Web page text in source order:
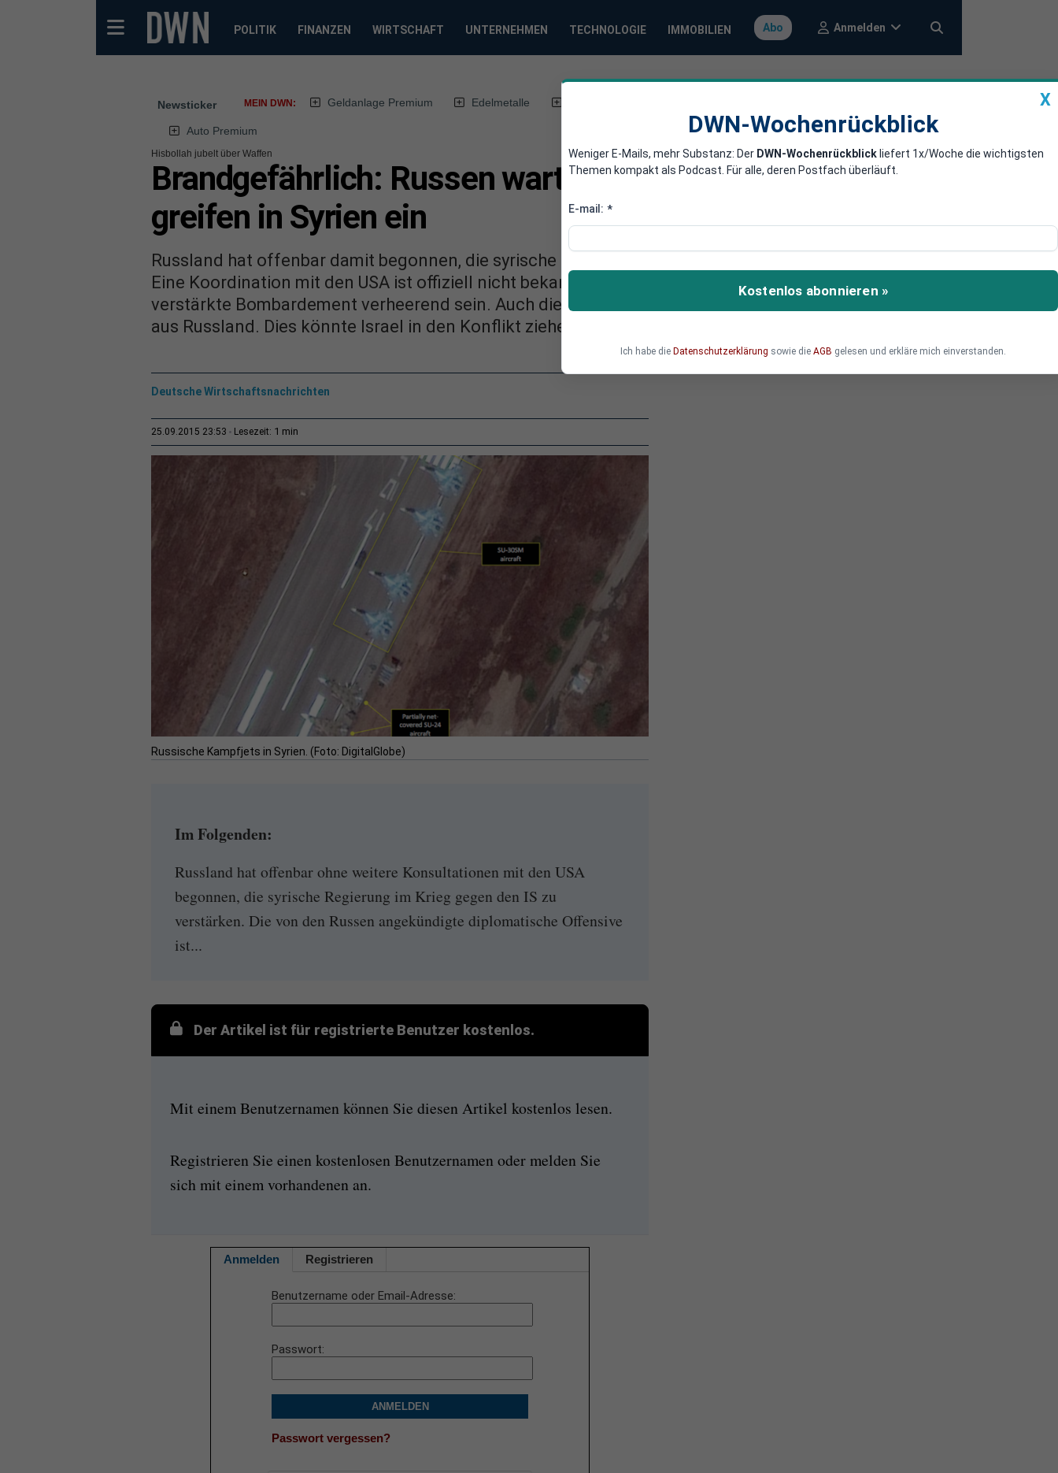
POLITIK FINANZEN WIRTSCHAFT UNTERNEHMEN TECHNOLOGIE IMMOBILIEN Abo Anmelden
Newsticker MEIN DWN: Geldanlage Premium Edelmetalle
Auto Premium
Hisbollah jubelt über Waffen
Brandgefährlich: Russen warten nicht auf die USA und
greifen in Syrien ein
Russland hat offenbar damit begonnen, die syrische Luftwaffe gegen den IS zu unterstützen.
Eine Koordination mit den USA ist offiziell nicht bekannt. Für die Zivilbevölkerung wird das
verstärkte Bombardement verheerend sein. Auch die radikale Hisbollah freut sich über Waffen
aus Russland. Dies könnte Israel in den Konflikt ziehen. Die Entwicklung ist brandgefährlich.
Deutsche Wirtschaftsnachrichten
25.09.2015 23:53 Lesezeit: 1 min
Russische Kampfjets in Syrien. (Foto: DigitalGlobe)
Im Folgenden:
Russland hat offenbar ohne weitere Konsultationen mit den USA
begonnen, die syrische Regierung im Krieg gegen den IS zu
verstärken. Die von den Russen angekündigte diplomatische Offensive
ist...
Der Artikel ist für registrierte Benutzer kostenlos.
Mit einem Benutzernamen können Sie diesen Artikel kostenlos lesen.
Registrieren Sie einen kostenlosen Benutzernamen oder melden Sie
sich mit einem vorhandenen an.
Anmelden Registrieren
Benutzername oder Email-Adresse
Passwort
ANMELDEN
Passwort vergessen?
X
DWN-Wochenrückblick
Weniger E-Mails, mehr Substanz: Der DWN-Wochenrückblick liefert 1x/Woche die wichtigsten
Themen kompakt als Podcast. Für alle, deren Postfach überläuft.
E-mail: *
Kostenlos abonnieren »
Ich habe die Datenschutzerklärung sowie die AGB gelesen und erkläre mich einverstanden.